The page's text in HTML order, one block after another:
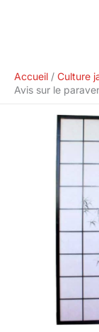
Accueil
Culture
Avis sur le